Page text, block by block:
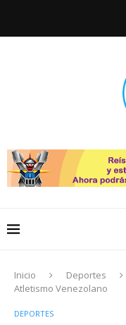
Inicio Deportes
Atletismo Venezolano
DEPORTES